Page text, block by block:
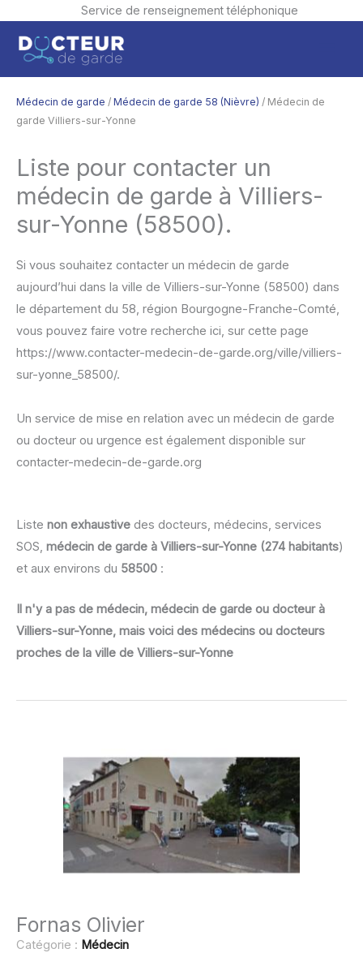
Service de renseignement téléphonique
contenu
Médecin de garde / Médecin de garde 58 (Nièvre) / Médecin de
garde Villiers-sur-Yonne
Liste pour contacter un
médecin de garde à Villiers-
sur-Yonne (58500).
Si vous souhaitez contacter un médecin de garde
aujourd’hui dans la ville de Villiers-sur-Yonne (58500) dans
le département du 58, région Bourgogne-Franche-Comté,
vous pouvez faire votre recherche ici, sur cette page
https://www.contacter-medecin-de-garde.org/ville/villiers-
sur-yonne_58500/.
Un service de mise en relation avec un médecin de garde
ou docteur ou urgence est également disponible sur
contacter-medecin-de-garde.org
Liste non exhaustive des docteurs, médecins, services
SOS, médecin de garde à Villiers-sur-Yonne (274 habitants)
et aux environs du 58500 :
Il n'y a pas de médecin, médecin de garde ou docteur à
Villiers-sur-Yonne, mais voici des médecins ou docteurs
proches de la ville de Villiers-sur-Yonne
Fornas Olivier
Catégorie : Médecin